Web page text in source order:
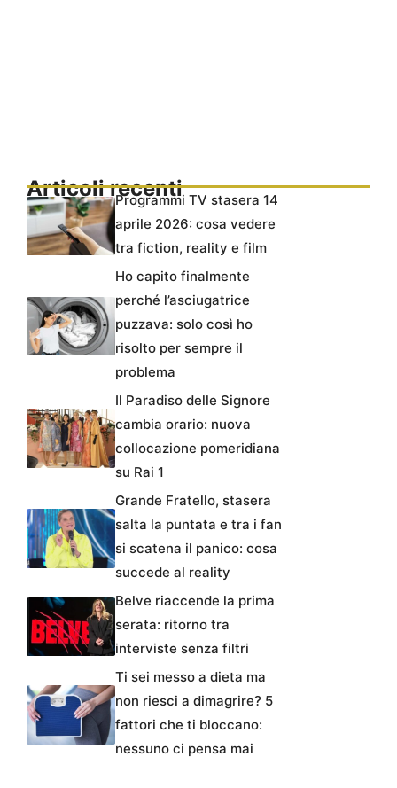
Articoli recentiProgrammi TV stasera 14
aprile 2026: cosa vedere
tra fiction, reality e film
Ho capito finalmente
perché l’asciugatrice
puzzava: solo così ho
risolto per sempre il
problema
Il Paradiso delle Signore
cambia orario: nuova
collocazione pomeridiana
su Rai 1
Grande Fratello, stasera
salta la puntata e tra i fan
si scatena il panico: cosa
succede al reality
Belve riaccende la prima
serata: ritorno tra
interviste senza filtri
Ti sei messo a dieta ma
non riesci a dimagrire? 5
fattori che ti bloccano:
nessuno ci pensa mai